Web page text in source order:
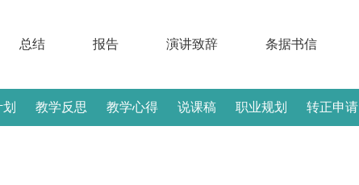
总结 报告 演讲致辞 条据书信
教学反思 教学心得 说课稿 职业规划 转正申请